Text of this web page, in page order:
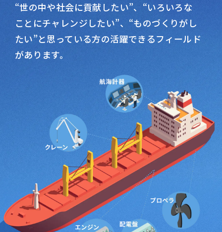
“世の中や社会に貢献したい”、“いろいろな
ことにチャレンジしたい”、“ものづくりがし
たい”と思っている方の活躍できるフィールド
があります。